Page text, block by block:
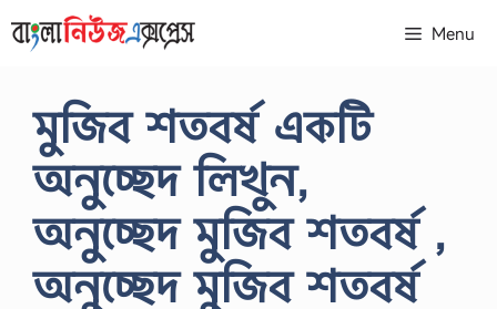
to
Menu
মুজিব শতবর্ষ একটি
অনুচ্ছেদ লিখুন,
অনুচ্ছেদ মুজিব শতবর্ষ ,
অনুচ্ছেদ মুজিব শতবর্ষ